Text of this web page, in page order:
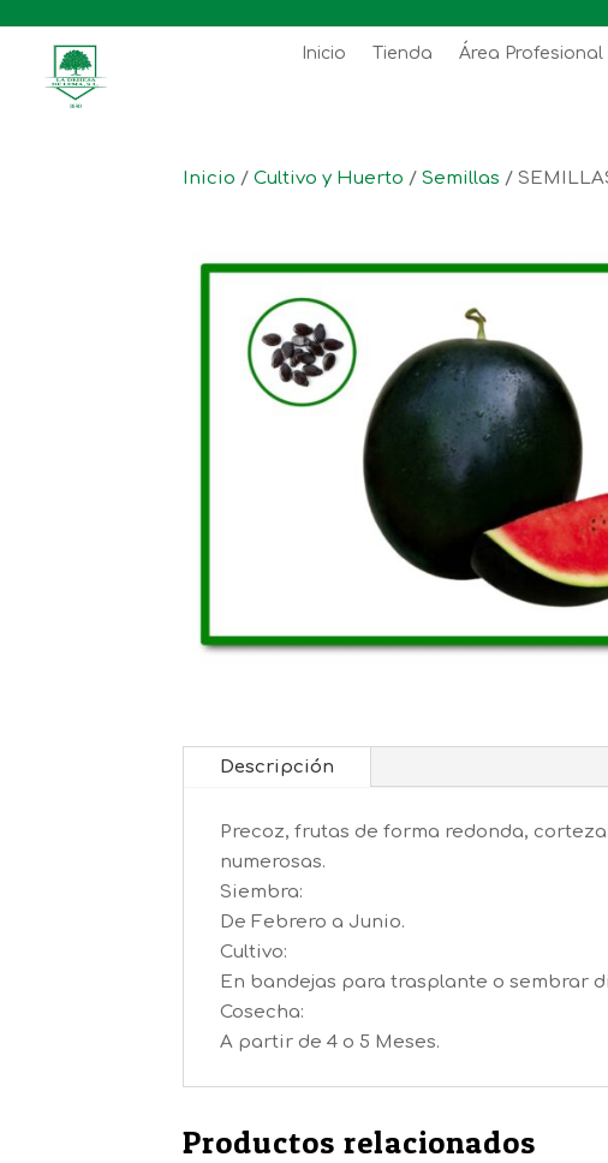
Inicio Tienda Área Profesional
Inicio / Cultivo y Huerto / Semillas /
Descripción
Precoz, frutas de forma redonda,
numerosas.
Siembra:
De Febrero a Junio.
Cultivo:
En bandejas para trasplante o sembrar
Cosecha:
A partir de 4 o 5 Meses.
Productos relacionados